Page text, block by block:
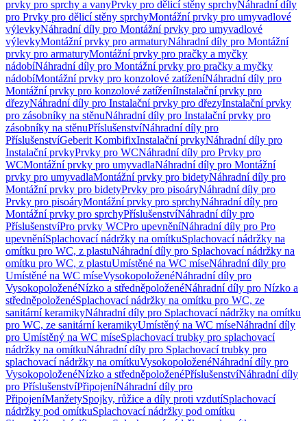
prvky pro sprchy a vanyPrvky pro dělicí stěny sprchyNáhradní díly
pro Prvky pro dělicí stěny sprchyMontážní prvky pro umyvadlové
výlevkyNáhradní díly pro Montážní prvky pro umyvadlové
výlevkyMontážní prvky pro armaturyNáhradní díly pro Montážní
prvky pro armaturyMontážní prvky pro pračky a myčky
nádobíNáhradní díly pro Montážní prvky pro pračky a myčky
nádobíMontážní prvky pro konzolové zatíženíNáhradní díly pro
Montážní prvky pro konzolové zatíženíInstalační prvky pro
dřezyNáhradní díly pro Instalační prvky pro dřezyInstalační prvky
pro zásobníky na stěnuNáhradní díly pro Instalační prvky pro
zásobníky na stěnuPříslušenstvíNáhradní díly pro
PříslušenstvíGeberit KombifixInstalační prvkyNáhradní díly pro
Instalační prvkyPrvky pro WCNáhradní díly pro Prvky pro
WCMontážní prvky pro umyvadlaNáhradní díly pro Montážní
prvky pro umyvadlaMontážní prvky pro bidetyNáhradní díly pro
Montážní prvky pro bidetyPrvky pro pisoáryNáhradní díly pro
Prvky pro pisoáryMontážní prvky pro sprchyNáhradní díly pro
Montážní prvky pro sprchyPříslušenstvíNáhradní díly pro
PříslušenstvíPro prvky WCPro upevněníNáhradní díly pro Pro
upevněníSplachovací nádržky na omítkuSplachovací nádržky na
omítku pro WC, z plastuNáhradní díly pro Splachovací nádržky na
omítku pro WC, z plastuUmístěné na WC míseNáhradní díly pro
Umístěné na WC míseVysokopoloženéNáhradní díly pro
VysokopoloženéNízko a středněpoloženéNáhradní díly pro Nízko a
středněpoloženéSplachovací nádržky na omítku pro WC, ze
sanitární keramikyNáhradní díly pro Splachovací nádržky na omítku
pro WC, ze sanitární keramikyUmístěný na WC míseNáhradní díly
pro Umístěný na WC míseSplachovací trubky pro splachovací
nádržky na omítkuNáhradní díly pro Splachovací trubky pro
splachovací nádržky na omítkuVysokopoloženéNáhradní díly pro
VysokopoloženéNízko a středněpoloženéPříslušenstvíNáhradní díly
pro PříslušenstvíPřipojeníNáhradní díly pro
PřipojeníManžetySpojky, růžice a díly proti vzdutíSplachovací
nádržky pod omítkuSplachovací nádržky pod omítku